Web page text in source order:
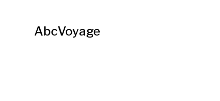
AbcVoyage